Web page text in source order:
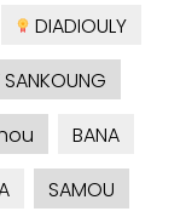
DIADIOULY
SANKOUNG
BANA
SAMOU